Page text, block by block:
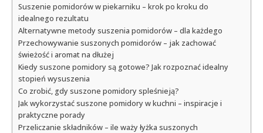
Suszenie pomidorów w piekarniku – krok po kroku do
idealnego rezultatu
Alternatywne metody suszenia pomidorów – dla każdego
Przechowywanie suszonych pomidorów – jak zachować
świeżość i aromat na dłużej
Kiedy suszone pomidory są gotowe? Jak rozpoznać idealny
stopień wysuszenia
Co zrobić, gdy suszone pomidory spleśnieją?
Jak wykorzystać suszone pomidory w kuchni – inspiracje i
praktyczne porady
Przeliczanie składników – ile waży łyżka suszonych